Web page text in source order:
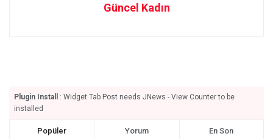
Güncel Kadın
Plugin Install
: Widget Tab Post needs JNews - View Counter to be
installed
Popüler Yorum En Son